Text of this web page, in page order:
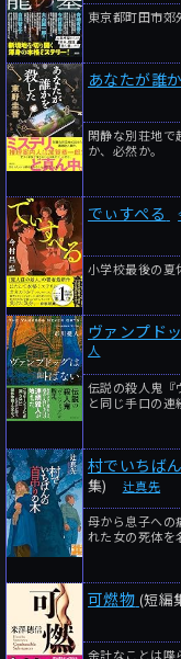
東京都町田市郊
あなたが誰
閑静な別荘地で
か、必然か。
でぃすぺる
小学校最後の夏
ヴァンプド
人
伝説の殺人鬼『
と同じ手口の連
村でいちば
集)
辻真先
母から息子への
れた女の死体を
可燃物 (短編
余計なことは喋